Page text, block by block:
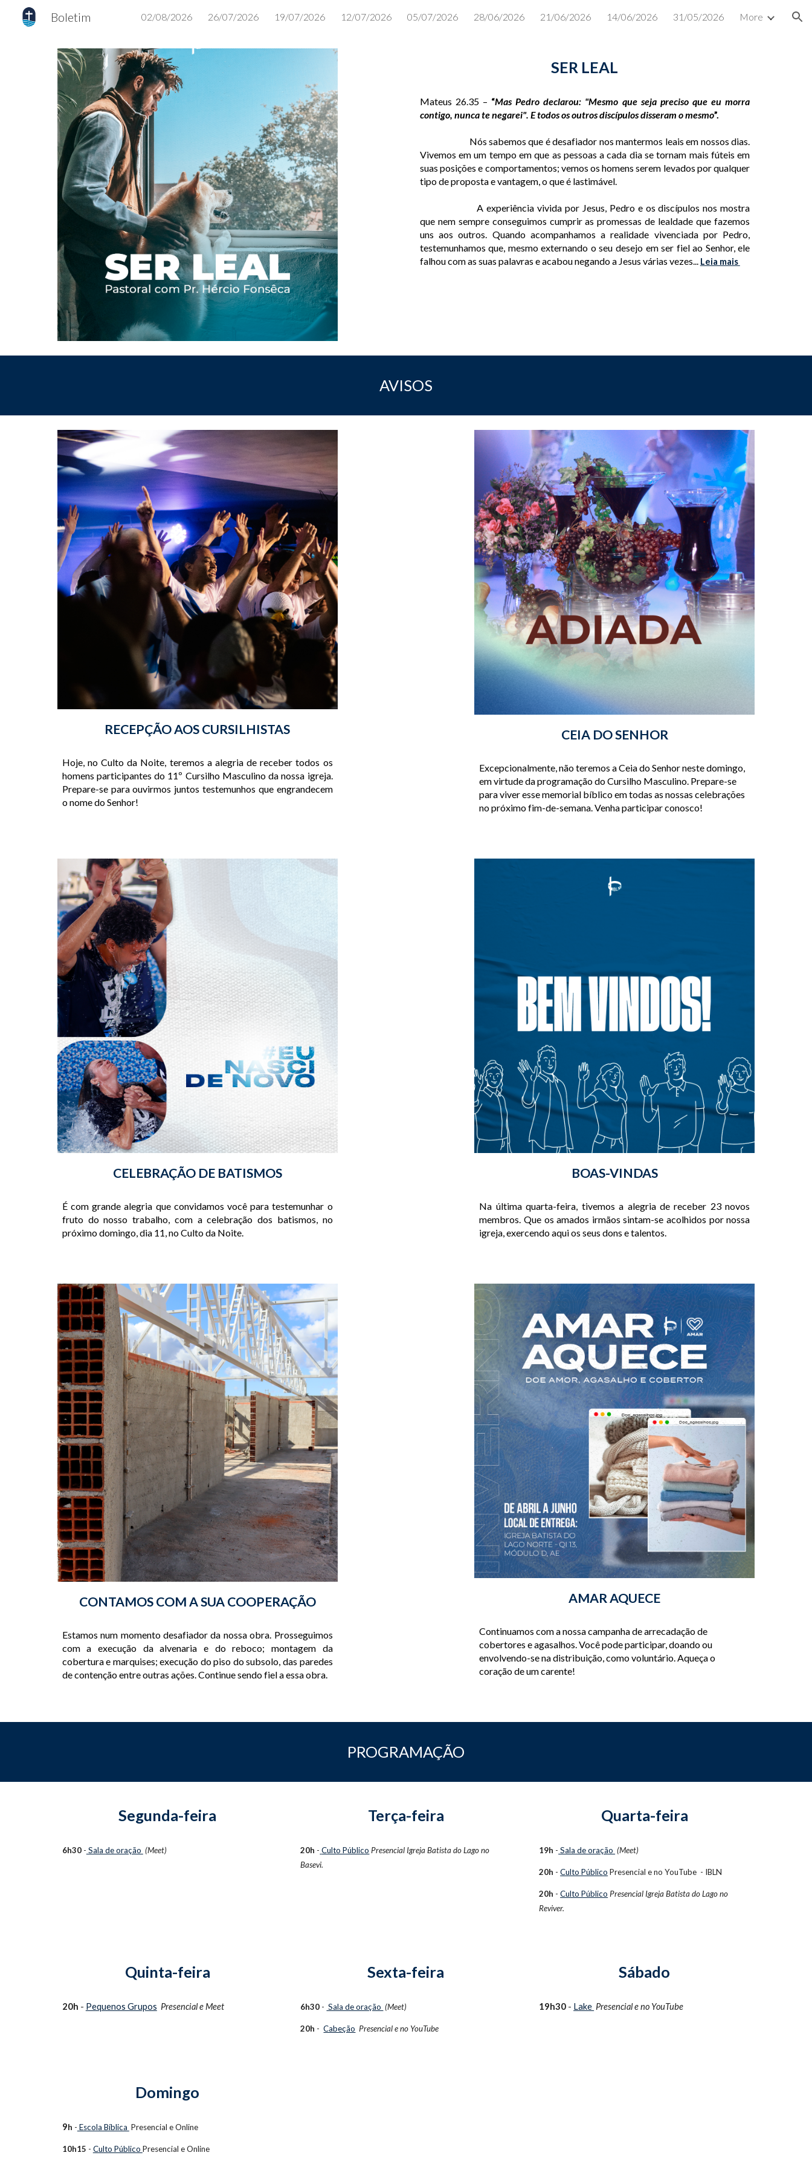
Skip to main content Skip to navigation
Boletim 02/08/2026 26/07/2026 19/07/2026 12/07/2026 05/07/2026 28/06/2026 21/06/2026 14/06/2026 31/05/2026 More
SER LEAL
Mateus 26.35 – “Mas Pedro declarou: "Mesmo que seja preciso que eu morra
contigo, nunca te negarei". E todos os outros discípulos disseram o mesmo”.
Nós sabemos que é desafiador nos mantermos leais em nossos dias.
Vivemos em um tempo em que as pessoas a cada dia se tornam mais fúteis em
suas posições e comportamentos; vemos os homens serem levados por qualquer
tipo de proposta e vantagem, o que é lastimável.
A experiência vivida por Jesus, Pedro e os discípulos nos mostra
que nem sempre conseguimos cumprir as promessas de lealdade que fazemos
uns aos outros. Quando acompanhamos a realidade vivenciada por Pedro,
testemunhamos que, mesmo externando o seu desejo em ser fiel ao Senhor, ele
falhou com as suas palavras e acabou negando a Jesus várias vezes... Leia mais
AVISOS
RECEPÇÃO AOS CURSILHISTAS
Hoje, no Culto da Noite, teremos a alegria de receber todos os
homens participantes do 11º Cursilho Masculino da nossa igreja.
Prepare-se para ouvirmos juntos testemunhos que engrandecem
o nome do Senhor!
CEIA DO SENHOR
Excepcionalmente, não teremos a Ceia do Senhor neste domingo,
em virtude da programação do Cursilho Masculino. Prepare-se
para viver esse memorial bíblico em todas as nossas celebrações
no próximo fim-de-semana. Venha participar conosco!
CELEBRAÇÃO DE BATISMOS
É com grande alegria que convidamos você para testemunhar o
fruto do nosso trabalho, com a celebração dos batismos, no
próximo domingo, dia 11, no Culto da Noite.
BOAS-VINDAS
Na última quarta-feira, tivemos a alegria de receber 23 novos
membros. Que os amados irmãos sintam-se acolhidos por nossa
igreja, exercendo aqui os seus dons e talentos.
CONTAMOS COM A SUA COOPERAÇÃO
Estamos num momento desafiador da nossa obra. Prosseguimos
com a execução da alvenaria e do reboco; montagem da
cobertura e marquises; execução do piso do subsolo, das paredes
de contenção entre outras ações. Continue sendo fiel a essa obra.
AMAR AQUECE
Continuamos com a nossa campanha de arrecadação de
cobertores e agasalhos. Você pode participar, doando ou
envolvendo-se na distribuição, como voluntário. Aqueça o
coração de um carente!
PROGRAMAÇÃO
Segunda-feira
6h30- Sala de oração (Meet)
Terça-feira
20h - Culto Público Presencial Igreja Batista do Lago no
Basevi.
Quarta-feira
19h - Sala de oração (Meet)
20h -Culto Público Presencial e noYouTube - IBLN
20h -Culto Público Presencial Igreja Batista do Lago no
Reviver.
Quinta-feira
20h - Pequenos Grupos Presencial eMeet
Sexta-feira
6h30 - Sala de oração (Meet)
20h -Cabeção Presencial e no YouTube
Sábado
19h30 - Lake Presencial e no YouTube
Domingo
9h - Escola Bíblica Presencial eOnline
10h15 - Culto Público Presencial eOnline